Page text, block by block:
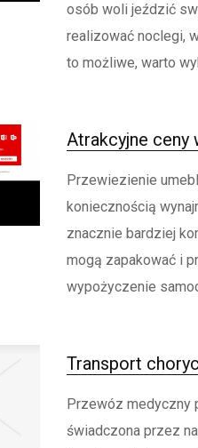
osób woli jeździć
realizować noclegi,
to możliwe, warto
Atrakcyjne ceny
Przewiezienie
koniecznością
znacznie bardziej
mogą zapakować i
wypożyczenie
Transport
Przewóz medyczny
świadczona przez